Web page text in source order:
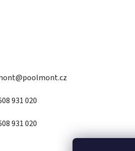
@poolmont.cz
931 020
931 020